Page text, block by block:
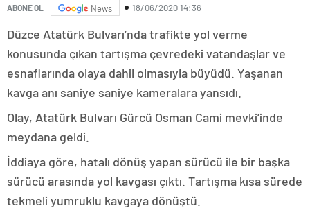
ABONE OL News 18/06/2020 14:36
Düzce Atatürk Bulvarı’nda trafikte yol verme
konusunda çıkan tartışma çevredeki vatandaşlar ve
esnaflarında olaya dahil olmasıyla büyüdü. Yaşanan
kavga anı saniye saniye kameralara yansıdı.
Olay, Atatürk Bulvarı Gürcü Osman Cami mevki’inde
meydana geldi.
İddiaya göre, hatalı dönüş yapan sürücü ile bir başka
sürücü arasında yol kavgası çıktı. Tartışma kısa sürede
tekmeli yumruklu kavgaya dönüştü.